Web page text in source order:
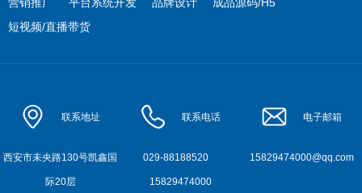
短视频/直播带货
联系地址
西安市未央路130号凯鑫国
际20层
联系电话
029-88188520
15829474000
电子邮箱
15829474000@qq.com